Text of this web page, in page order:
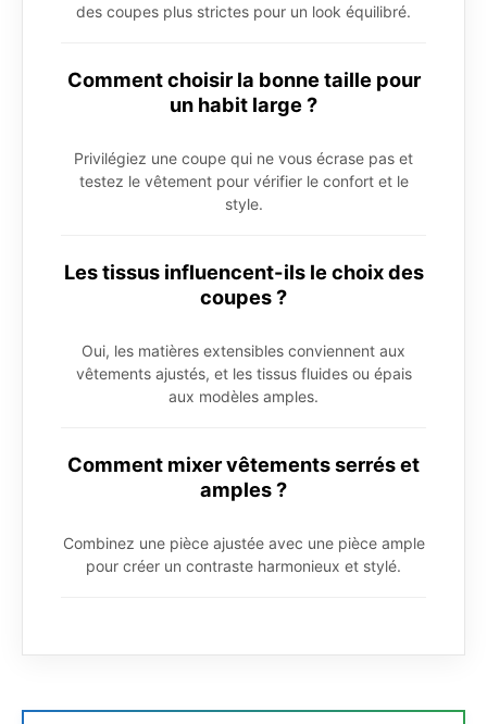
des coupes plus strictes pour un look équilibré.
Comment choisir la bonne taille pour
un habit large ?
Privilégiez une coupe qui ne vous écrase pas et
testez le vêtement pour vérifier le confort et le
style.
Les tissus influencent-ils le choix des
coupes ?
Oui, les matières extensibles conviennent aux
vêtements ajustés, et les tissus fluides ou épais
aux modèles amples.
Comment mixer vêtements serrés et
amples ?
Combinez une pièce ajustée avec une pièce ample
pour créer un contraste harmonieux et stylé.